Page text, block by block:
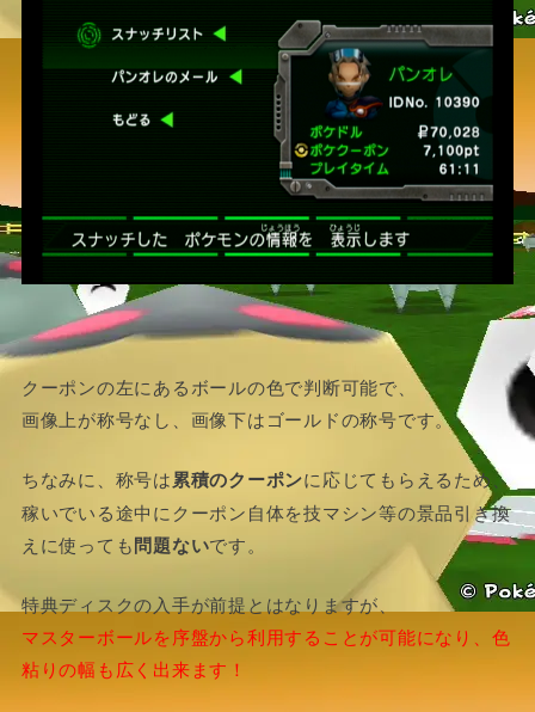
クーポンの左にあるボールの色で判断可能で、
画像上が称号なし、画像下はゴールドの称号です。
ちなみに、称号は累積のクーポンに応じてもらえるため、
稼いでいる途中にクーポン自体を技マシン等の景品引き換
えに使っても問題ないです。
特典ディスクの入手が前提とはなりますが、
マスターボールを序盤から利用することが可能になり、色
粘りの幅も広く出来ます！